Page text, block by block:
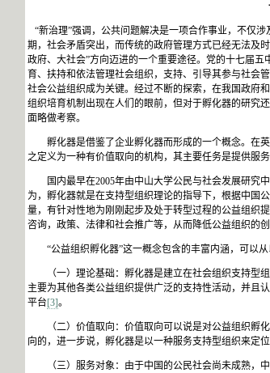
“新治理”强调，公共问题解决是一项合作事业，不仅
期，社会矛盾突出，而传统的政府管理方式已经无法及
政府、大社会”方向迈进的一个重要途径。党的十七届
育、扶持和依法管理社会组织，支持、引导其参与社会
社会公益组织成为关键。经过不断的探索，在我国政府
组织培育机制出现在人们的眼前，但对于孵化器的研究
面略做考察。
孵化器是借鉴了企业孵化器而形成的一个概念。在英
之定义为一种有价值取向的机构，其主要任务是提供服
国内最早在2005年由中山大学公民与社会发展研究
为，孵化器就是在支持型组织理论的指导下，根据中国
量，有针对性地为刚刚起步及处于转型过程的公益组织
咨询，政策、法律和社会推广等，从而降低公益组织的
“公益组织孵化器”这一概念包含的丰富内涵，可以从
（一）理论基础：孵化器是建立在社会组织支持型
主要为其他各类公益组织提供广泛的支持性活动，并且
平台 [3]。
（二）价值取向：价值取向可以说是对公益组织孵
向的，进一步说，孵化器是以一种服务支持型组织来定位
（三）服务对象：由于中国的公民社会尚未成熟，